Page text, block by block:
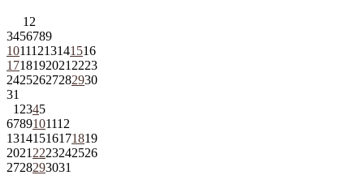
1 2
3456789
10111213141516
1718192021 2223
24252627282930
31
1 2345
6789101112
13141516171819
2021 2223242526
2728293031